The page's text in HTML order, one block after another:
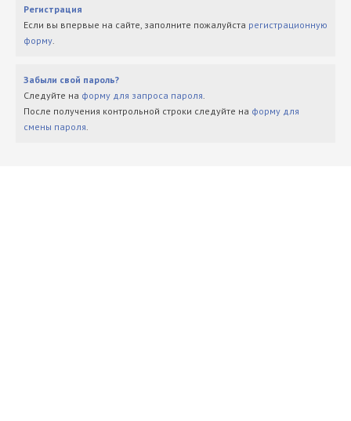
Регистрация
Если вы впервые на сайте, заполните пожалуйста регистрационную
форму.
Забыли свой пароль?
Следуйте на форму для запроса пароля.
После получения контрольной строки следуйте на форму для
смены пароля.